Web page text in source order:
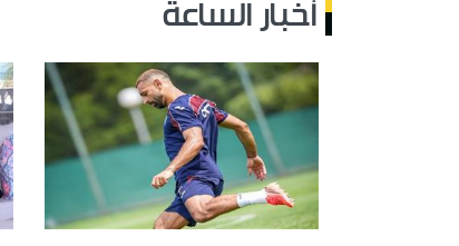
أخبار الساعة